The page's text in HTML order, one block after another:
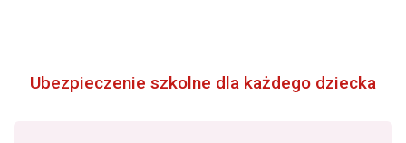
Ubezpieczenie szkolne dla każdego dziecka